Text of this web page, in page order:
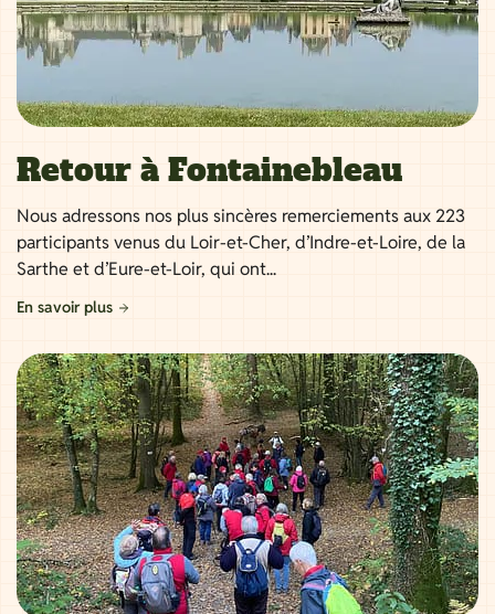
Retour à Fontainebleau
Nous adressons nos plus sincères remerciements aux 223
participants venus du Loir-et-Cher, d’Indre-et-Loire, de la
Sarthe et d’Eure-et-Loir, qui ont...
En savoir plus